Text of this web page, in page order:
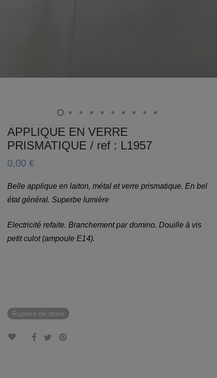
APPLIQUE EN VERRE
PRISMATIQUE / ref : L1957
0,00 €
Belle applique en laiton, métal et verre prismatique. En bel
état général. Superbe lumière
Electricité refaite. Branchement par domino. Douille à vis
petit culot (ampoule E14).
Rupture de stock